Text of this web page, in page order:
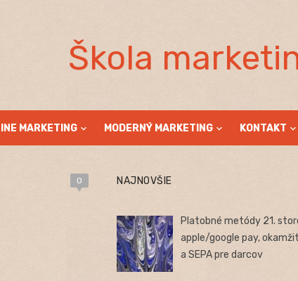
Škola
MARKETING MODERNÝ MARKETING KONTAKT
0 NAJNOVŠIE
Platobné metódy 21.
apple/google pay,
a SEPA pre darcov